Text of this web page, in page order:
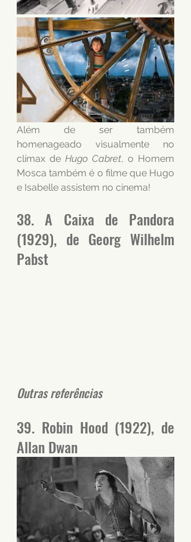
Além de ser também
homenageado visualmente no
clímax de Hugo Cabret, o Homem
Mosca também é o filme que Hugo
e Isabelle assistem no cinema!
38. A Caixa de Pandora
(1929), de Georg Wilhelm
Pabst
Outras referências
39. Robin Hood (1922), de
Allan Dwan